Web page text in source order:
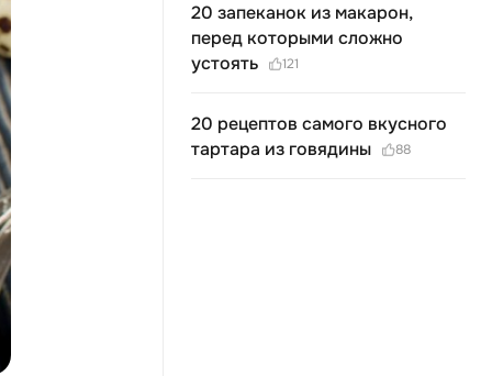
20 запеканок из макарон,
перед которыми сложно
устоять
121
20 рецептов самого вкусного
тартара из говядины
88